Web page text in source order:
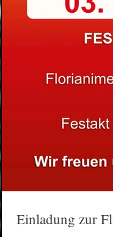
Einladung zur